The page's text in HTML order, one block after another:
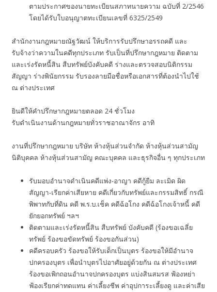
ตามประกาศของนายทะเบียนสภาทนายความ ฉบับที่ 2/2546
โดยได้รับใบอนุญาตทะเบียนเลขที่ 6325/2549
สำนักงานกฎหมายณัฐวัฒน์ ให้บริการรับปรึกษาอรรถคดี และ
รับจ้างว่าความในคดีทุกประเภท รับเป็นที่ปรึกษากฎหมาย ติดตาม
และเร่งรัดหนี้สิน สืบทรัพย์บังคับคดี ร่างและตรวจสอบนิติกรรม
สัญญา ร่างพินัยกรรม รับรองลายมือชื่อหรือเอกสารที่ต้องนำไปใช้
ณ ต่างประเทศ
ยินดีให้คำปรึกษากฎหมายตลอด 24 ชั่วโมง
รับดำเนินงานด้านกฎหมายทั่วราชอาณาจักร อาทิ
งานที่ปรึกษากฎหมาย บริษัท ห้างหุ้นส่วนจำกัด ห้างหุ้นส่วนสามัญ
นิติบุคคล ห้างหุ้นส่วนสามัญ คณะบุคคล และธุรกิจอื่น ๆ ทุกประเภท
รับมอบอำนาจดำเนินคดีแพ่ง-อาญา คดีกู้ยืม ละเมิด ผิด
สัญญา-เรียกค่าเสียหาย คดีเกี่ยวกับทรัพย์และกรรมสิทธิ์ กรณี
พิพาทกับที่ดิน คดี พ.ร.บ.เช็ค คดีฉ้อโกง คดีฉ้อโกงเจ้าหนี้ คดี
ยักยอกทรัพย์ ฯลฯ
ติดตามและเร่งรัดหนี้สิน สืบทรัพย์ บังคับคดี (ร้องขอเฉลี่ย
ทรัพย์ ร้องขอขัดทรัพย์ ร้องขอกันส่วน)
คดีครอบครัว ร้องขอให้รับเด็กเป็นบุตร ร้องขอให้มีอำนาจ
ปกครองบุตร เพื่อนำบุตรไปอาศัยอยู่ด้วยกัน ณ ต่างประเทศ
ร้องขอเพิกถอนอำนาจปกครองบุตร แบ่งสินสมรส ฟ้องหย่า
ฟ้องเรียกค่าทดแทน ค่าเลี้ยงชีพ ค่าอุปการะเลี้ยงดู และค่าเสีย